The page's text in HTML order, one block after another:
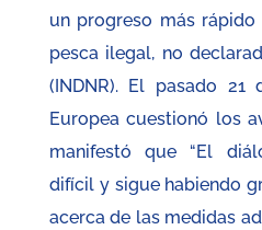
un progreso más
pesca ilegal, no
(INDNR). El pasado
Europea cuestionó los
manifestó que “El
difícil y sigue habiendo
acerca de las medidas